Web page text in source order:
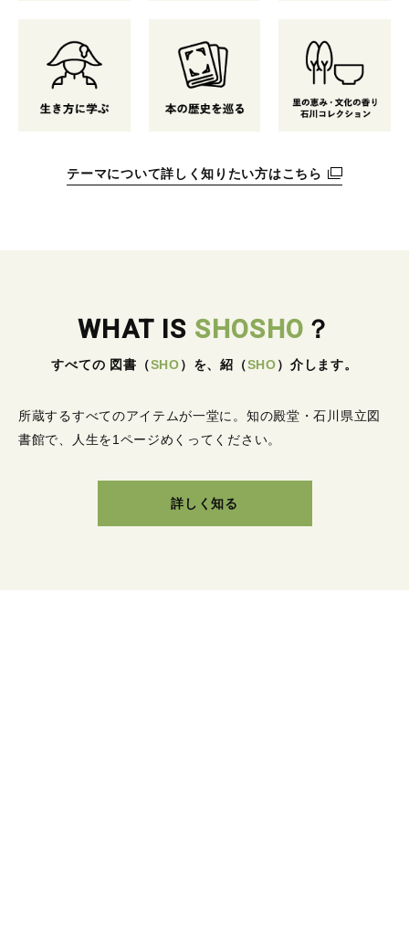
テーマについて詳しく知りたい方はこちら
WHAT IS SHOSHO ？
すべての 図書 （SHO） を、紹 （SHO） 介します。
所蔵するすべてのアイテムが一堂に。 知の殿堂・石川県立図
書館で、人生を1ページめくってください。
詳しく知る